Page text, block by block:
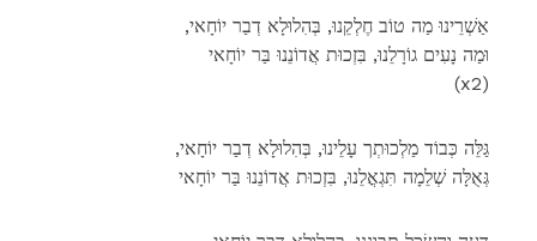
,אַשְׁרֵינוּ מַה טוֹב חֶלְקֵנוּ, בְּהִלוּלָא דְבַר יוֹחָאי
וּמַה נָעִים גוֹרָלֵנוּ, בִּזְכוּת אֲדוֹנֵנוּ בַּר יוֹחָאי
(x2)
,גַּלֵּה כְּבוֹד מַלְכוּתְך עָלֵינוּ, בְּהִלוּלָא דְבַר יוֹחָאי
גְּאֻלָּה שְׁלֵמָה תִּגְאֳלֵנוּ, בִּזְכוּת אֲדוֹנֵנוּ בַּר יוֹחָאי